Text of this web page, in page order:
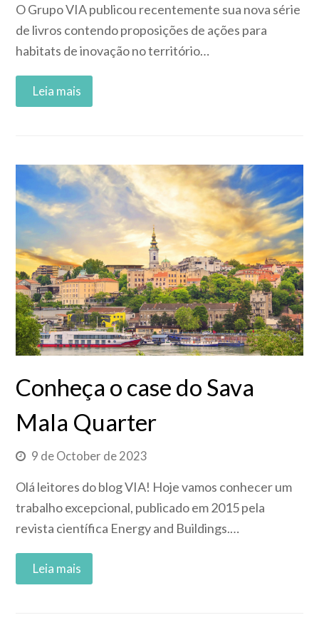
O Grupo VIA publicou recentemente sua nova série
de livros contendo proposições de ações para
habitats de inovação no território…
Conheça o case do Sava
Mala Quarter
9 de October de 2023
Olá leitores do blog VIA! Hoje vamos conhecer um
trabalho excepcional, publicado em 2015 pela
revista científica Energy and Buildings.…